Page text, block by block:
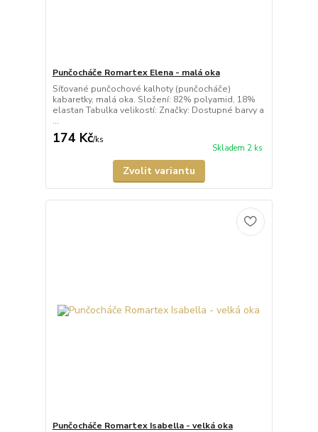
Punčocháče Romartex Elena - malá oka
Síťované punčochové kalhoty (punčocháče)
kabaretky, malá oka. Složení: 82% polyamid, 18%
elastan Tabulka velikostí: Značky: Dostupné barvy a
...
174 Kč/ks
Skladem 2 ks
Zvolit variantu
Punčocháče Romartex Isabella - velká oka